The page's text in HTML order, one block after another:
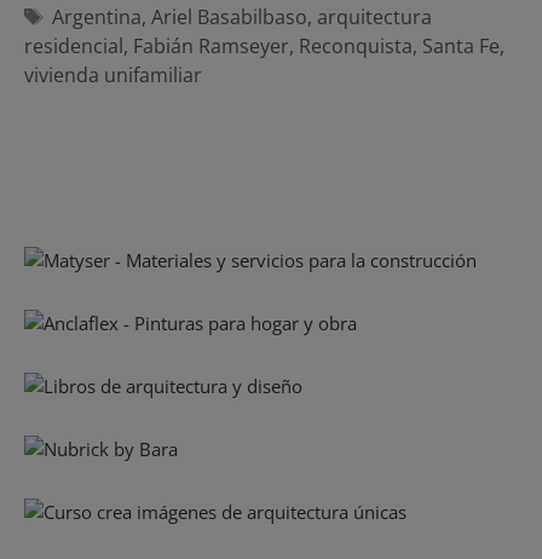
Etiquetas
Argentina, Ariel Basabilbaso, arquitectura
residencial, Fabián Ramseyer, Reconquista, Santa Fe,
vivienda unifamiliar